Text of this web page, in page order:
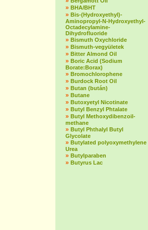
» BHA/BHT
» Bis-(Hydroxyethyl)-
Aminopropyl-N-Hydroxyethyl-
Octadecylamine-
Dihydrofluoride
» Bismuth Oxychloride
» Bismuth-vegyületek
» Bitter Almond Oil
» Boric Acid (Sodium
Borate:Borax)
» Bromochlorophene
» Burdock Root Oil
» Butan (bután)
» Butane
» Butoxyetyl Nicotinate
» Butyl Benzyl Phtalate
» Butyl Methoxydibenzoil-
methane
» Butyl Phthalyl Butyl
Glycolate
» Butylated polyoxymethylene
Urea
» Butylparaben
» Butyrus Lac